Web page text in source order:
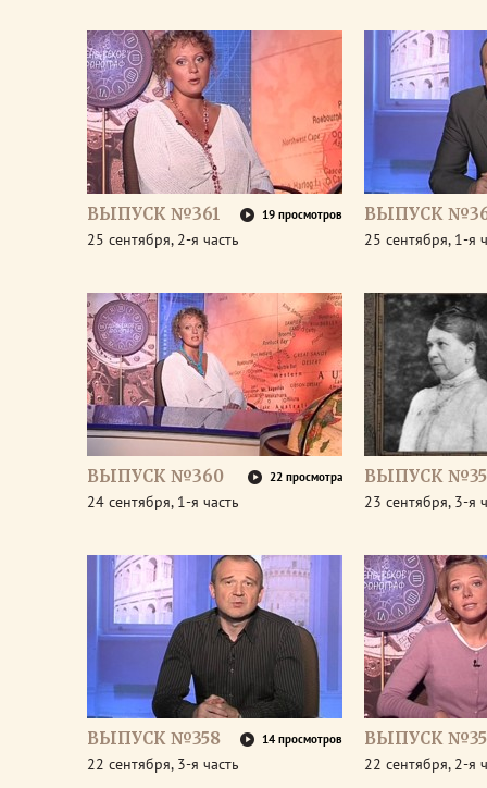
ВЫПУСК №361 19 просмотров
25 сентября, 2-я часть
ВЫПУСК
25 сентября, 1-я
ВЫПУСК №360 22 просмотра
24 сентября, 1-я часть
ВЫПУСК
23 сентября, 3-я
ВЫПУСК №358 14 просмотров
22 сентября, 3-я часть
ВЫПУСК
22 сентября, 2-я